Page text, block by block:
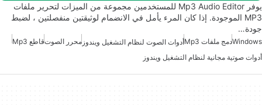
يوفر Mp3 Audio Editor للمستخدمين مجموعة من الميزات لتحرير ملفات
MP3 الموجودة. إذا كان المرء يأمل في الانضمام لوثيقتين منفصلتين ، لضبط
جودة…
Windowsدمج ملفات Mp3 أدوات الصوت لنظام التشغيل ويندوز محرر الصوتقاطع Mp3
أدوات صوتية مجانية لنظام التشغيل ويندوز